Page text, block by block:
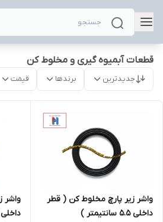
قطعات آبمیوه گیری و مخلوط کن
جدیدترین برندها قیمت
واشر زیر پارچ مخلوط کن ( قطر
داخلی 5.5 سانتیمتر )
واشر
داخلی 6 سانتیمتر )